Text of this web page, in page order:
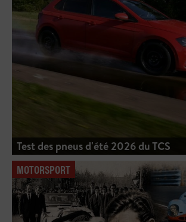
Test des pneus d'été 2026 du TCS
MOTORSPORT